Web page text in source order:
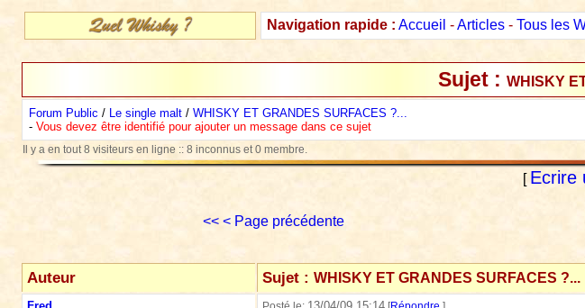
Navigation rapide : Accueil -Articles- Tous les
Sujet : WHISKY
Forum Public / Le single malt/ WHISKY ET GRANDES SURFACES ?...
- Vous devez être identifié pour ajouter un message dans ce sujet
Il y a en tout 8 visiteurs en ligne :: 8 inconnus et 0 membre.
[ Ecrire
<< < Page précédente
Auteur Sujet : WHISKY ET GRANDES SURFACES ?...